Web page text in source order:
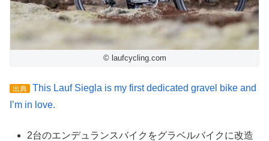
© laufcycling.com
出典
This Lauf Siegla is my first dedicated gravel bike and
I’m in love.
2台のエンデュランスバイクをグラベルバイクに改造